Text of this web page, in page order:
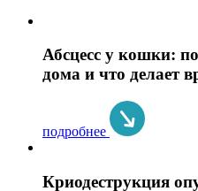
Абсцесс у кошки:
дома и что делает
подробнее
Криодеструкция